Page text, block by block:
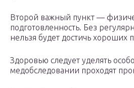
Второй важный пункт —
подготовленность. Без
нельзя будет достичь хороших
Здоровью следует уделять
медобследовании проходят